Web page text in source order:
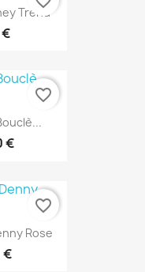
Trend
€
favorite_border
Rose
€
favorite_border